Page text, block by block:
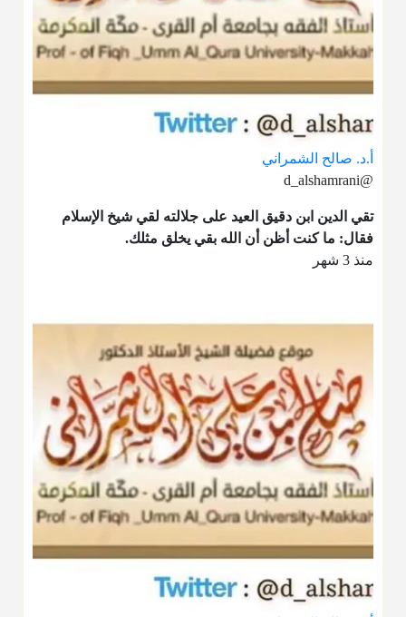
أ.د. صالح الشمراني
@d_alshamrani
تقي الدين ابن دقيق العيد على جلالته لقي شيخ الإسلام
فقال: ما كنت أظن أن الله بقي يخلق مثلك.
منذ 3 شهر